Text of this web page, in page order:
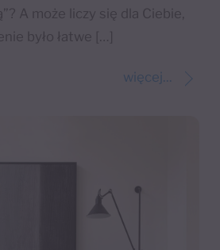
A może liczy się dla Ciebie,
było łatwe […]
więcej...